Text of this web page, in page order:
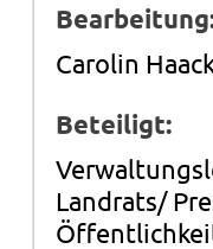
Carolin
Beteiligt:
Landrats/